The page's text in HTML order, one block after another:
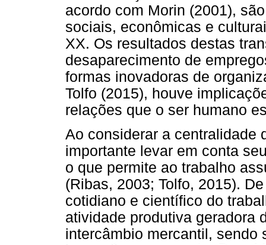
acordo com Morin (2001),
sociais, econômicas e
XX. Os resultados destas
desaparecimento de
formas inovadoras de
Tolfo (2015), houve
relações que o ser humano
Ao considerar a centralidade
importante levar em conta
o que permite ao trabalho
(Ribas, 2003; Tolfo, 2015).
cotidiano e científico do
atividade produtiva geradora
intercâmbio mercantil, sendo